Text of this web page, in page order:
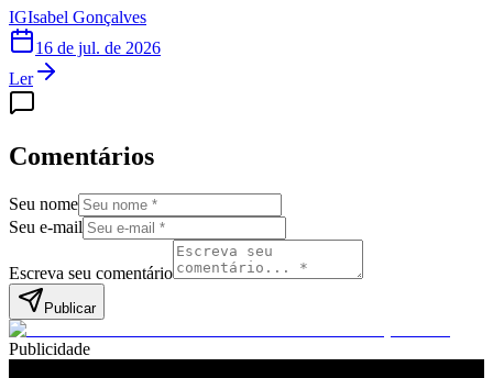
IGIsabel Gonçalves
16 de jul. de 2026
Ler
Comentários
Seu nome
Seu e-mail
Escreva seu comentário
Publicar
Publicidade